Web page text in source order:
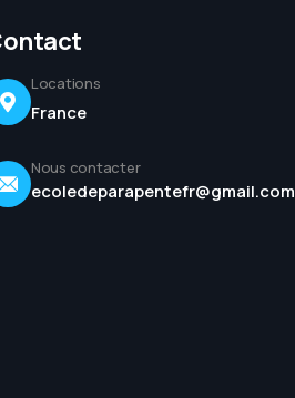
Locations
France
Nous contacter
ecoledeparapentefr@gmail.com